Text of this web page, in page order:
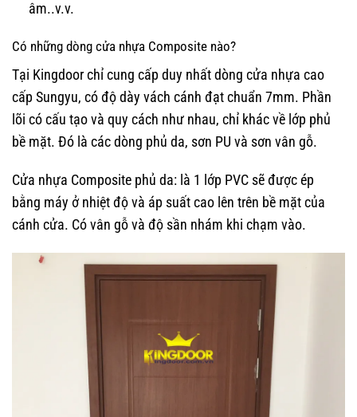
âm..v.v.
Có những dòng cửa nhựa Composite nào?
Tại Kingdoor chỉ cung cấp duy nhất dòng cửa nhựa cao
cấp Sungyu, có độ dày vách cánh đạt chuẩn 7mm. Phần
lõi có cấu tạo và quy cách như nhau, chỉ khác về lớp phủ
bề mặt. Đó là các dòng phủ da, sơn PU và sơn vân gỗ.
Cửa nhựa Composite phủ da: là 1 lớp PVC sẽ được ép
bằng máy ở nhiệt độ và áp suất cao lên trên bề mặt của
cánh cửa. Có vân gỗ và độ sần nhám khi chạm vào.